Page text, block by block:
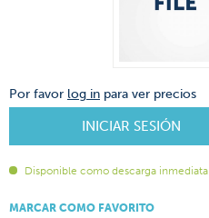
Por favor log in para ver precios
INICIAR SESIÓN
Disponible como descarga inmediata
MARCAR COMO FAVORITO